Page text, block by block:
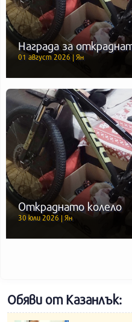
Награда за
01 август 2026 | Ян
Откраднато колело
30 юли 2026 | Ян
Обяви от Казанлък: